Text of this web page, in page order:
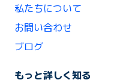
私たちについて
お問い合わせ
ブログ
もっと詳しく知る